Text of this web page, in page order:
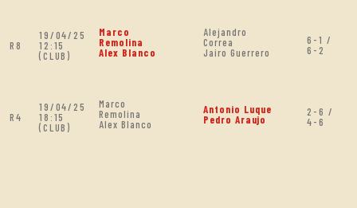
R8
19/04/25
12:15
(CLUB)
Marco
Remolina
Alex Blanco
Alejandro
Correa
Jairo Guerrero
6-1 /
6-2
R4
19/04/25
18:15
(CLUB)
Marco
Remolina
Alex Blanco
Antonio Luque
Pedro Araujo
2-6 /
4-6